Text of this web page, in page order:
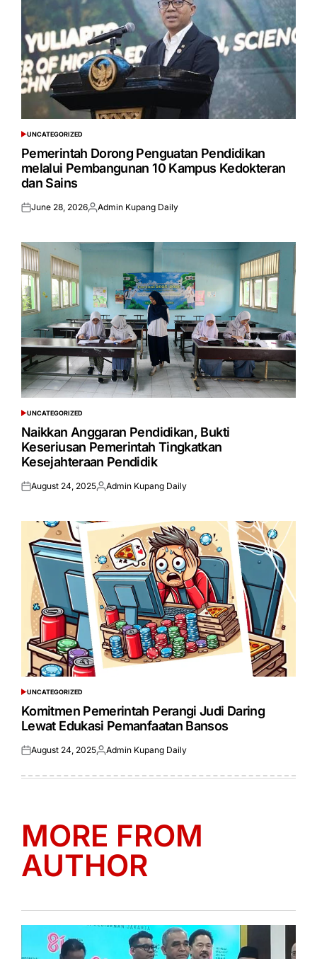
POSTED
IN
UNCATEGORIZED
Pemerintah Dorong Penguatan Pendidikan
melalui Pembangunan 10 Kampus Kedokteran
dan Sains
Posted
June 28, 2026Posted
Admin Kupang Daily
POSTED
IN
UNCATEGORIZED
Naikkan Anggaran Pendidikan, Bukti
Keseriusan Pemerintah Tingkatkan
Kesejahteraan Pendidik
Posted
August 24, 2025Posted
Admin Kupang Daily
POSTED
IN
UNCATEGORIZED
Komitmen Pemerintah Perangi Judi Daring
Lewat Edukasi Pemanfaatan Bansos
Posted
August 24, 2025Posted
Admin Kupang Daily
MORE FROM
AUTHOR